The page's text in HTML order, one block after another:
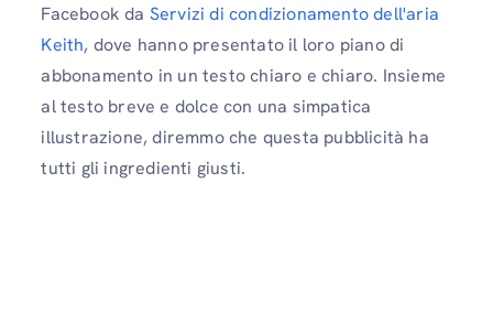
Facebook da Servizi di condizionamento dell'aria
Keith, dove hanno presentato il loro piano di
abbonamento in un testo chiaro e chiaro. Insieme
al testo breve e dolce con una simpatica
illustrazione, diremmo che questa pubblicità ha
tutti gli ingredienti giusti.